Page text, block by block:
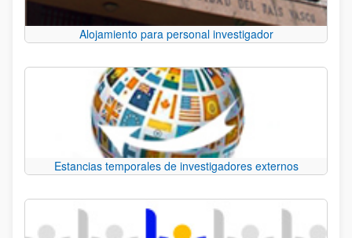
Alojamiento para personal investigador
Estancias temporales de investigadores externos